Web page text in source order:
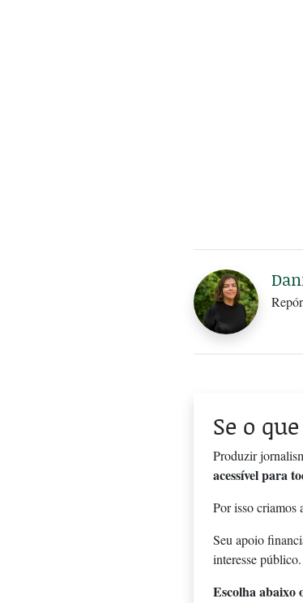
Se o
Produzir
acessível para
Por isso criamos
Seu apoio
interesse público.
Escolha abaixo